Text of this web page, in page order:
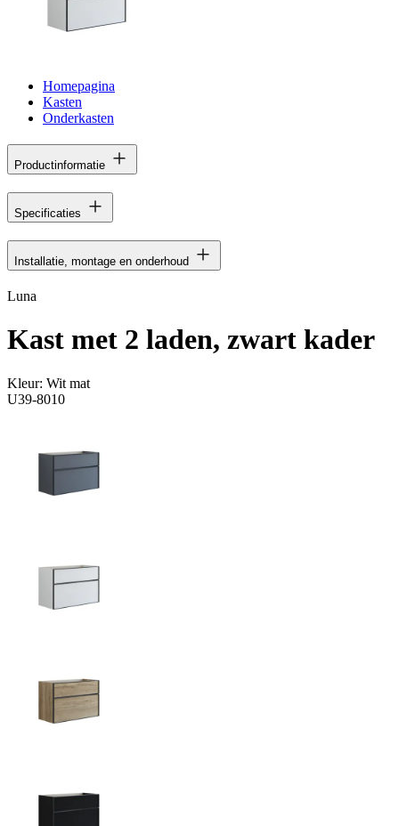
Homepagina
Kasten
Onderkasten
Productinformatie
Specificaties
Installatie, montage en onderhoud
Luna
Kast met 2 laden, zwart kader
Kleur: Wit mat
U39-8010